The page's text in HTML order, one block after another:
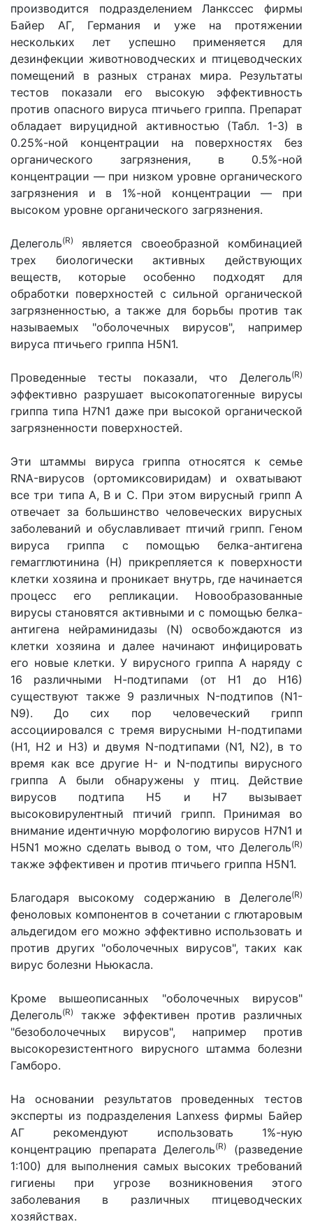
производится подразделением Ланкссес фирмы
Байер АГ, Германия и уже на протяжении
нескольких лет успешно применяется для
дезинфекции животноводческих и птицеводческих
помещений в разных странах мира. Результаты
тестов показали его высокую эффективность
против опасного вируса птичьего гриппа. Препарат
обладает вируцидной активностью (Табл. 1-3) в
0.25%-ной концентрации на поверхностях без
органического загрязнения, в 0.5%-ной
концентрации — при низком уровне органического
загрязнения и в 1%-ной концентрации — при
высоком уровне органического загрязнения.
Делеголь(R)
является своеобразной комбинацией
трех биологически активных действующих
веществ, которые особенно подходят для
обработки поверхностей с сильной органической
загрязненностью, а также для борьбы против так
называемых "оболочечных вирусов", например
вируса птичьего гриппа H5N1.
Проведенные тесты показали, что Делеголь(R)
эффективно разрушает высокопатогенные вирусы
гриппа типа H7N1 даже при высокой органической
загрязненности поверхностей.
Эти штаммы вируса гриппа относятся к семье
RNA-вирусов (ортомиксовиридам) и охватывают
все три типа А, В и С. При этом вирусный грипп А
отвечает за большинство человеческих вирусных
заболеваний и обуславливает птичий грипп. Геном
вируса гриппа с помощью белка-антигена
гемагглютинина (Н) прикрепляется к поверхности
клетки хозяина и проникает внутрь, где начинается
процесс его репликации. Новообразованные
вирусы становятся активными и с помощью белка-
антигена нейраминидазы (N) освобождаются из
клетки хозяина и далее начинают инфицировать
его новые клетки. У вирусного гриппа А наряду с
16 различными Н-подтипами (от Н1 до Н16)
существуют также 9 различных N-подтипов (N1-
N9). До сих пор человеческий грипп
ассоциировался с тремя вирусными Н-подтипами
(Н1, Н2 и Н3) и двумя N-подтипами (N1, N2), в то
время как все другие Н- и N-подтипы вирусного
гриппа А были обнаружены у птиц. Действие
вирусов подтипа Н5 и Н7 вызывает
высоковирулентный птичий грипп. Принимая во
внимание идентичную морфологию вирусов H7N1 и
H5N1 можно сделать вывод о том, что Делеголь(R)
также эффективен и против птичьего гриппа H5N1.
Благодаря высокому содержанию в Делеголе(R)
феноловых компонентов в сочетании с глютаровым
альдегидом его можно эффективно использовать и
против других "оболочечных вирусов", таких как
вирус болезни Ньюкасла.
Кроме вышеописанных "оболочечных вирусов"
Делеголь(R)
также эффективен против различных
"безоболочечных вирусов", например против
высокорезистентного вирусного штамма болезни
Гамборо.
На основании результатов проведенных тестов
эксперты из подразделения Lanxess фирмы Байер
АГ рекомендуют использовать 1%-ную
концентрацию препарата Делеголь(R)
(разведение
1:100) для выполнения самых высоких требований
гигиены при угрозе возникновения этого
заболевания в различных птицеводческих
хозяйствах.